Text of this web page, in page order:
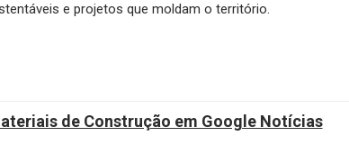
e projetos que moldam o território.
de Construção em Google Notícias